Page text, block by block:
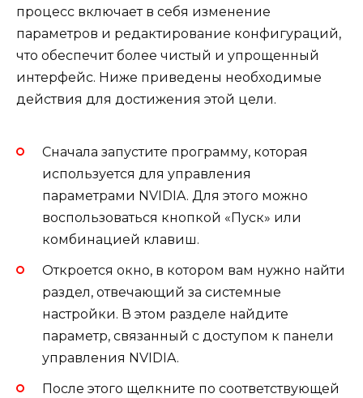
процесс включает в себя изменение
параметров и редактирование конфигураций,
что обеспечит более чистый и упрощенный
интерфейс. Ниже приведены необходимые
действия для достижения этой цели.
Сначала запустите программу, которая
используется для управления
параметрами NVIDIA. Для этого можно
воспользоваться кнопкой «Пуск» или
комбинацией клавиш.
Откроется окно, в котором вам нужно найти
раздел, отвечающий за системные
настройки. В этом разделе найдите
параметр, связанный с доступом к панели
управления NVIDIA.
После этого щелкните по соответствующей